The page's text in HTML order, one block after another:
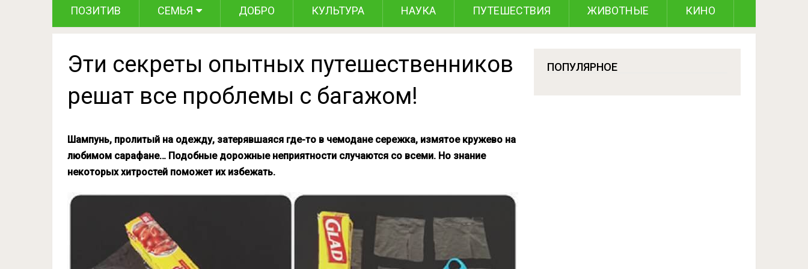
ПОЗИТИВ СЕМЬЯ ДОБРО КУЛЬТУРА НАУКА ПУТЕШЕСТВИЯ ЖИВОТНЫЕ КИНО
Эти секреты опытных путешественников
решат все проблемы с багажом!
Шампунь, пролитый на одежду, затерявшаяся где-то в чемодане сережка, измятое кружево на
любимом сарафане… Подобные дорожные неприятности случаются со всеми. Но знание
некоторых хитростей поможет их избежать.
ПОПУЛЯРНОЕ